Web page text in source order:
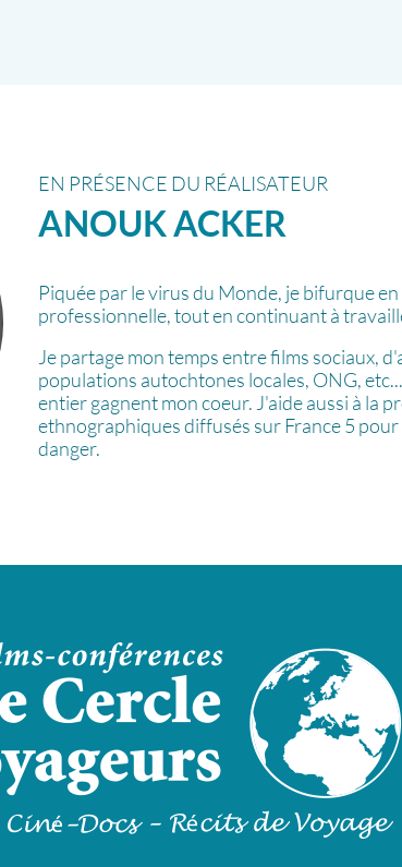
EN PRÉSENCE DU RÉALISATEUR
ANOUKACKER
Piquée par le virus du Monde, je bifurque
professionnelle, tout en continuant à
Je partage mon temps entre films sociaux,
populations autochtones locales, ONG,
entier gagnent mon coeur. J'aide aussi à la
ethnographiques diffusés sur France 5
danger.